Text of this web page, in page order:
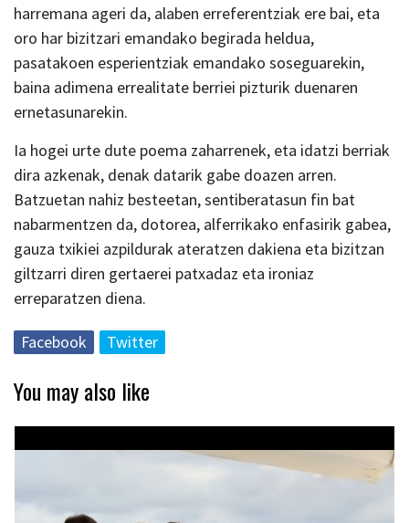
harremana ageri da, alaben erreferentziak ere bai, eta
oro har bizitzari emandako begirada heldua,
pasatakoen esperientziak emandako soseguarekin,
baina adimena errealitate berriei pizturik duenaren
ernetasunarekin.
Ia hogei urte dute poema zaharrenek, eta idatzi berriak
dira azkenak, denak datarik gabe doazen arren.
Batzuetan nahiz besteetan, sentiberatasun fin bat
nabarmentzen da, dotorea, alferrikako enfasirik gabea,
gauza txikiei azpildurak ateratzen dakiena eta bizitzan
giltzarri diren gertaerei patxadaz eta ironiaz
erreparatzen diena.
Facebook Twitter
You may also like